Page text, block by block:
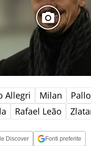
Allegri Milan
Rafael Leão
Discover Fonti preferite